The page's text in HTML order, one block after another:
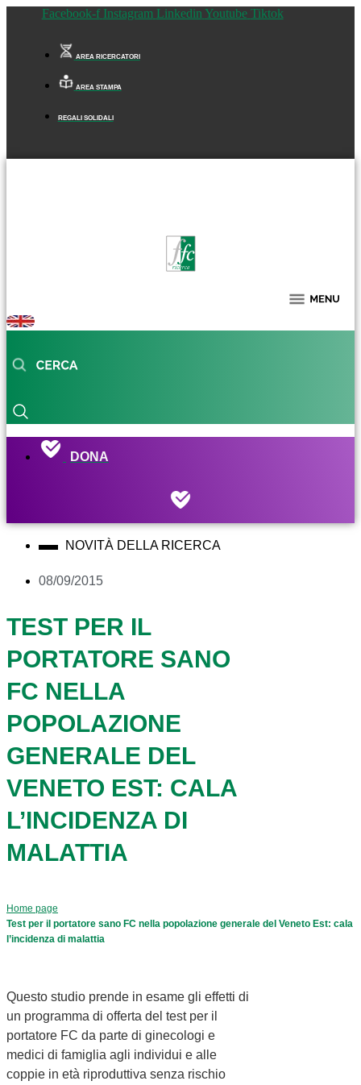
Facebook-f Instagram Linkedin Youtube Tiktok
AREA RICERCATORI
AREA STAMPA
REGALI SOLIDALI
DONA
NOVITÀ DELLA RICERCA
08/09/2015
TEST PER IL
PORTATORE SANO
FC NELLA
POPOLAZIONE
GENERALE DEL
VENETO EST: CALA
L’INCIDENZA DI
MALATTIA
Home page
Test per il portatore sano FC nella popolazione generale del Veneto Est: cala
l’incidenza di malattia
Questo studio prende in esame gli effetti di
un programma di offerta del test per il
portatore FC da parte di ginecologi e
medici di famiglia agli individui e alle
coppie in età riproduttiva senza rischio